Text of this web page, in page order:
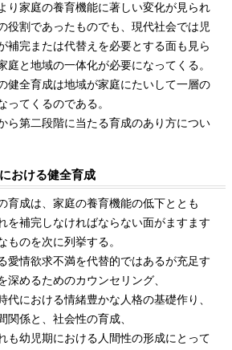
り家庭の養育機能に著しい変化が見られ
役割であったものでも、現代社会では児
補完または代替えを必要とする面も見ら
庭と地域の一体化が必要になってくる。
健全育成は地域が家庭にたいして一層の
てくるのである。
ら第二段階に当たる育成のあり方につい
おける健全育成
育成は、家庭の養育機能の低下ととも
を補完しなければならない面がますます
ものを次に列挙する。
愛情欲求不満を代替的ではあるが充足す
深めるためのカウンセリング、
代における情緒豊かな人格の基礎作り、
関係と、社会性の育成、
も幼児期における人間性の形成にとって